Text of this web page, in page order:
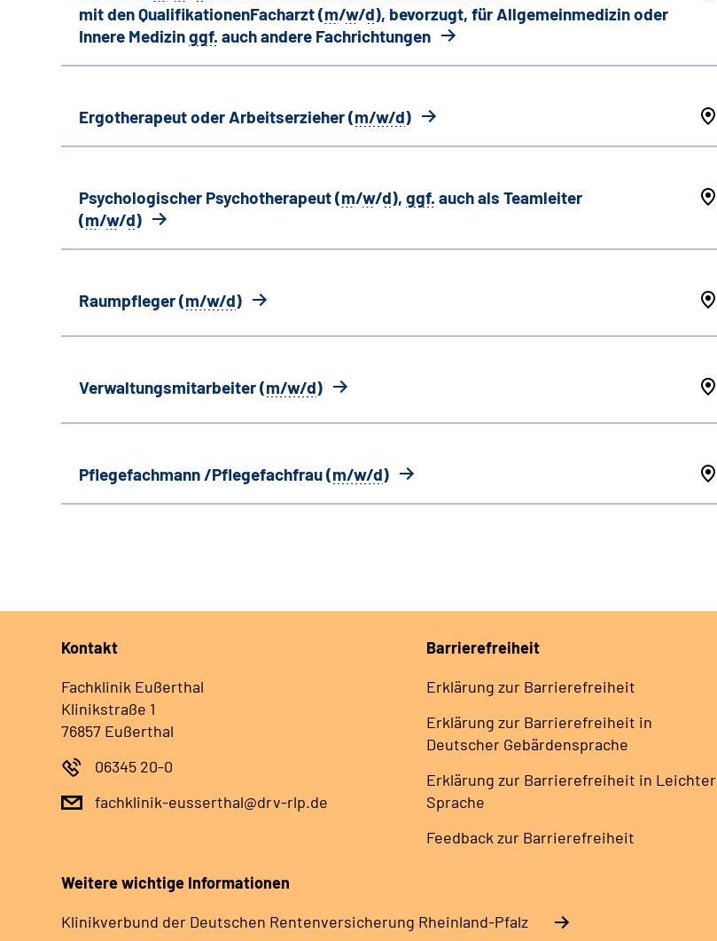
mit den QualifikationenFacharzt (m/w/d), bevorzugt, für Allgemeinmedizin oder
Innere Medizinggf. auch andere Fachrichtungen
Ergotherapeut oder Arbeitserzieher (m/w/d)
Psychologischer Psychotherapeut (m/w/d), ggf. auch als Teamleiter
(m/w/d)
Raumpfleger (m/w/d)
Verwaltungsmitarbeiter (m/w/d)
Pflegefachmann /Pflegefachfrau (m/w/d)
Kontakt
Fachklinik Eußerthal
Klinikstraße 1
76857 Eußerthal
06345 20-0
fachklinik-eusserthal@drv-rlp.de
Barrierefreiheit
Erklärung zur Barrierefreiheit
Erklärung zur Barrierefreiheit in
Deutscher Gebärdensprache
Erklärung zur Barrierefreiheit in Leichter
Sprache
Feedback zur Barrierefreiheit
Weitere wichtige Informationen
Klinikverbund der Deutschen Rentenversicherung Rheinland-Pfalz